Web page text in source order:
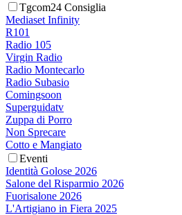
Tgcom24 Consiglia
Mediaset Infinity
R101
Radio 105
Virgin Radio
Radio Montecarlo
Radio Subasio
Comingsoon
Superguidatv
Zuppa di Porro
Non Sprecare
Cotto e Mangiato
Eventi
Identità Golose 2026
Salone del Risparmio 2026
Fuorisalone 2026
L'Artigiano in Fiera 2025